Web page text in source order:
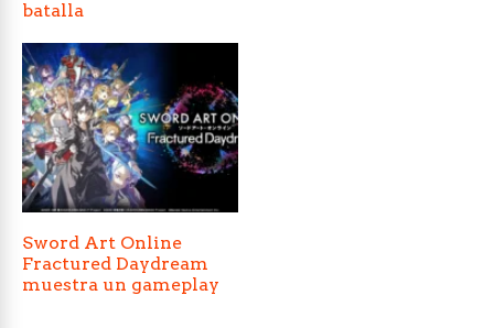
batalla
Sword Art Online
Fractured Daydream
muestra un gameplay